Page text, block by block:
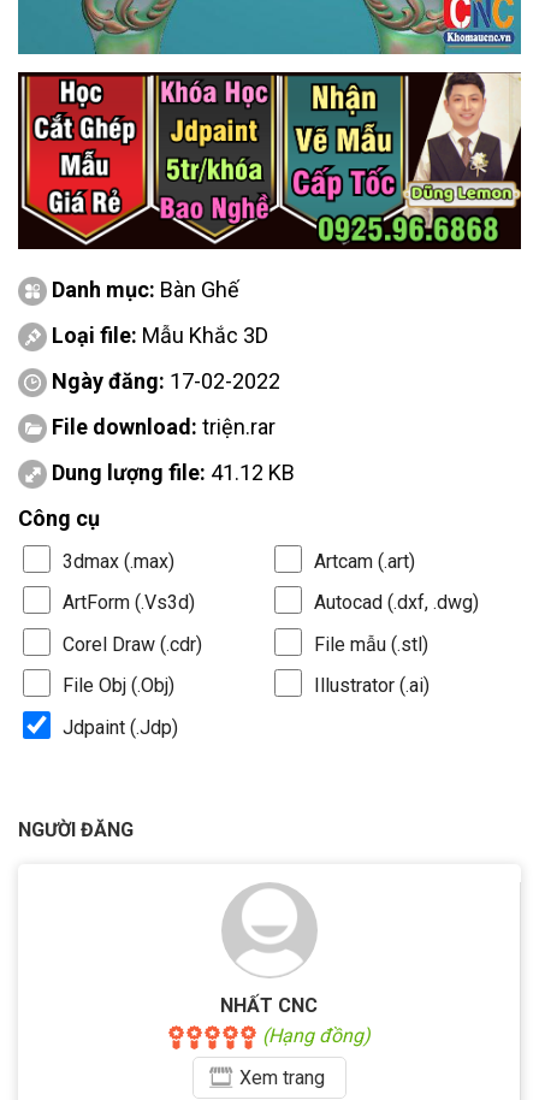
Danh mục: Bàn Ghế
Loại file: Mẫu Khắc 3D
Ngày đăng: 17-02-2022
File download: triện.rar
Dung lượng file: 41.12 KB
Công cụ
3dmax (.max)
Artcam (.art)
ArtForm (.Vs3d)
Autocad (.dxf, .dwg)
Corel Draw (.cdr)
File mẫu (.stl)
File Obj (.Obj)
Illustrator (.ai)
Jdpaint (.Jdp)
NGƯỜI ĐĂNG
NHẤT CNC
(Hạng đồng)
Xemtrang